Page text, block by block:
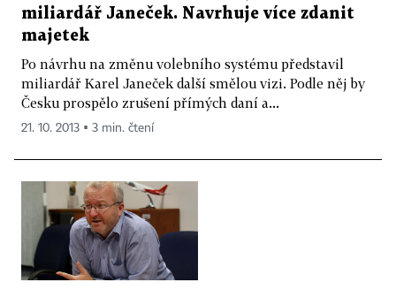
miliardář Janeček. Navrhuje více zdanit
majetek
Po návrhu na změnu volebního systému představil
miliardář Karel Janeček další smělou vizi. Podle něj by
Česku prospělo zrušení přímých daní a...
21. 10. 2013 ▪ 3 min. čtení